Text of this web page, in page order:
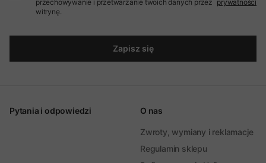
przechowywanie i przetwarzanie twoich danych przez
witrynę.
prywatności
Zapisz się
Pytania i odpowiedzi O nas
Zwroty, wymiany i reklamacje
Regulamin sklepu